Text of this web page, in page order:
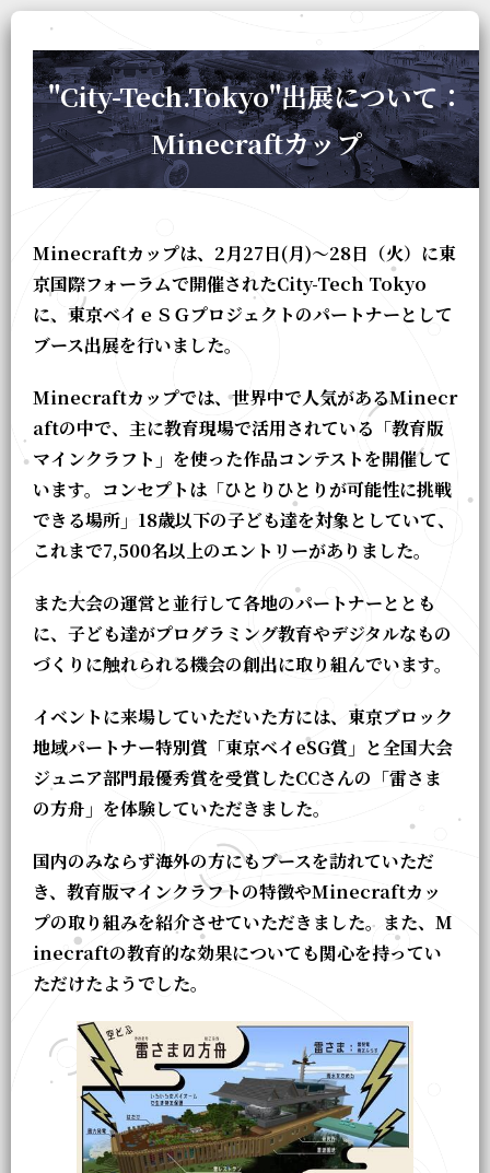
"City-Tech.Tokyo"出展について：
Minecraftカップ
Minecraftカップは、2月27日(月)〜28日（火）に東
京国際フォーラムで開催されたCity-Tech Tokyo
に、東京ベイｅＳＧプロジェクトのパートナーとして
ブース出展を行いました。
Minecraftカップでは、世界中で人気があるMinecr
aftの中で、主に教育現場で活用されている「教育版
マインクラフト」を使った作品コンテストを開催して
います。コンセプトは「ひとりひとりが可能性に挑戦
できる場所」18歳以下の子ども達を対象としていて、
これまで7,500名以上のエントリーがありました。
また大会の運営と並行して各地のパートナーととも
に、子ども達がプログラミング教育やデジタルなもの
づくりに触れられる機会の創出に取り組んでいます。
イベントに来場していただいた方には、東京ブロック
地域パートナー特別賞「東京ベイeSG賞」と全国大会
ジュニア部門最優秀賞を受賞したCCさんの「雷さま
の方舟」を体験していただきました。
国内のみならず海外の方にもブースを訪れていただ
き、教育版マインクラフトの特徴やMinecraftカッ
プの取り組みを紹介させていただきました。また、M
inecraftの教育的な効果についても関心を持ってい
ただけたようでした。